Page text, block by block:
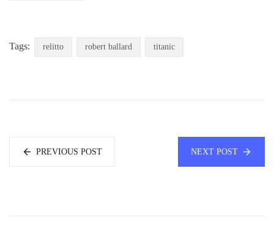
Tags: relitto robert ballard titanic
PREVIOUS POST NEXT POST